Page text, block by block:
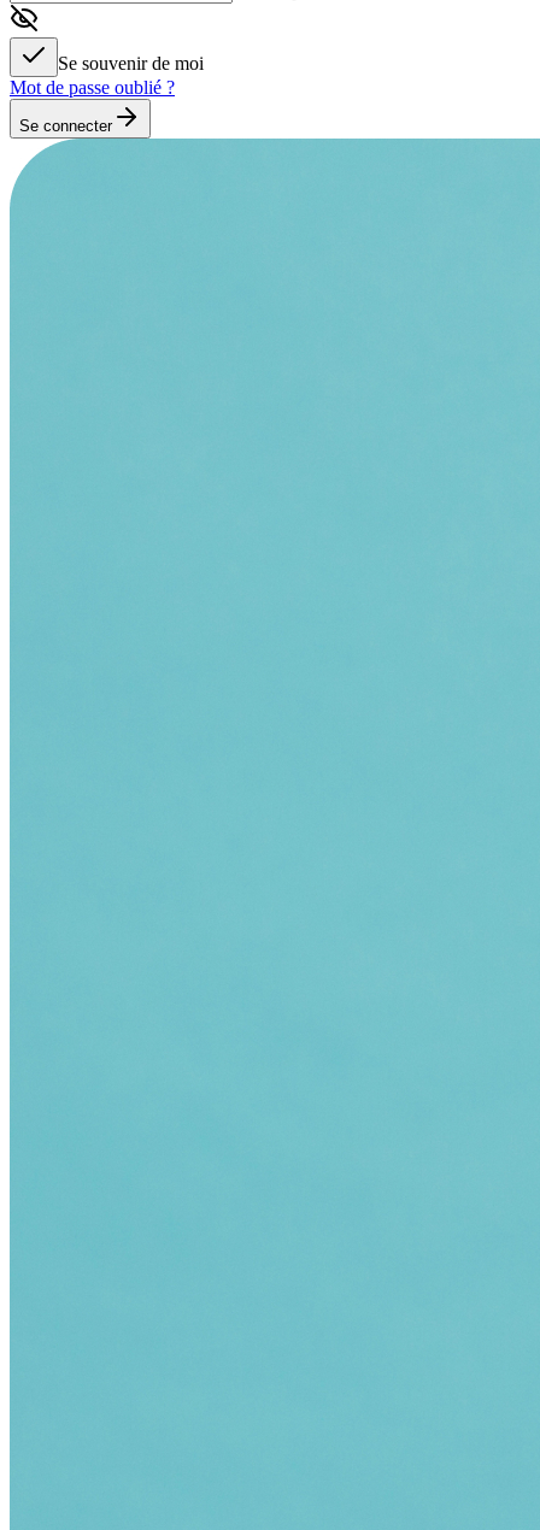
Se souvenir de moi
Mot de passe oublié ?
Se connecter